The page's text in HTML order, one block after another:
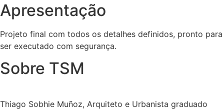
Apresentação
Projeto final com todos os detalhes definidos, pronto para
ser executado com segurança.
Sobre TSM
Thiago Sobhie Muñoz, Arquiteto e Urbanista graduado